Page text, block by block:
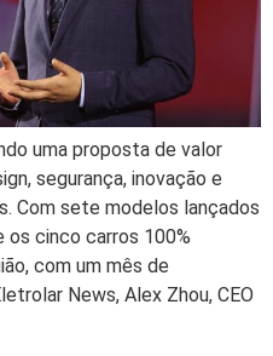
uma proposta de valor
segurança, inovação e
Com sete modelos lançados
os cinco carros 100%
com um mês de
News, Alex Zhou, CEO